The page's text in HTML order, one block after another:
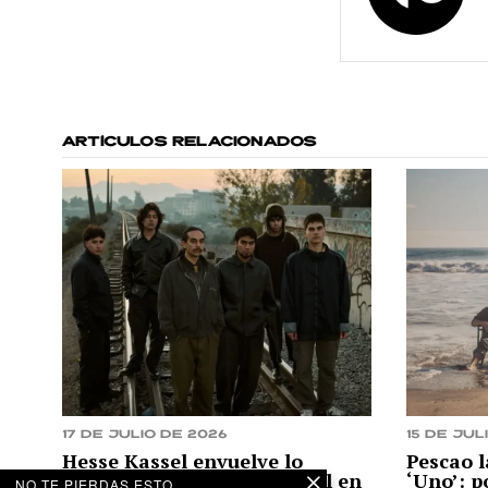
ARTÍCULOS RELACIONADOS
17 de julio de 2026
Hesse Kassel envuelve lo
orgánico, urgente y visceral en
15 de
Pescao
‘Uno’:
NO TE PIERDAS ESTO